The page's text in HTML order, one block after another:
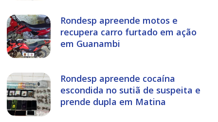
Rondesp apreende motos e
recupera carro furtado em ação
em Guanambi
Rondesp apreende cocaína
escondida no sutiã de suspeita e
prende dupla em Matina